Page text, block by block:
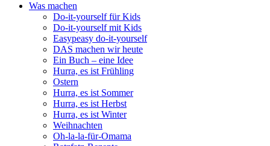
Was machen
Do-it-yourself für Kids
Do-it-yourself mit Kids
Easypeasy do-it-yourself
DAS machen wir heute
Ein Buch – eine Idee
Hurra, es ist Frühling
Ostern
Hurra, es ist Sommer
Hurra, es ist Herbst
Hurra, es ist Winter
Weihnachten
Oh-la-la-für-Omama